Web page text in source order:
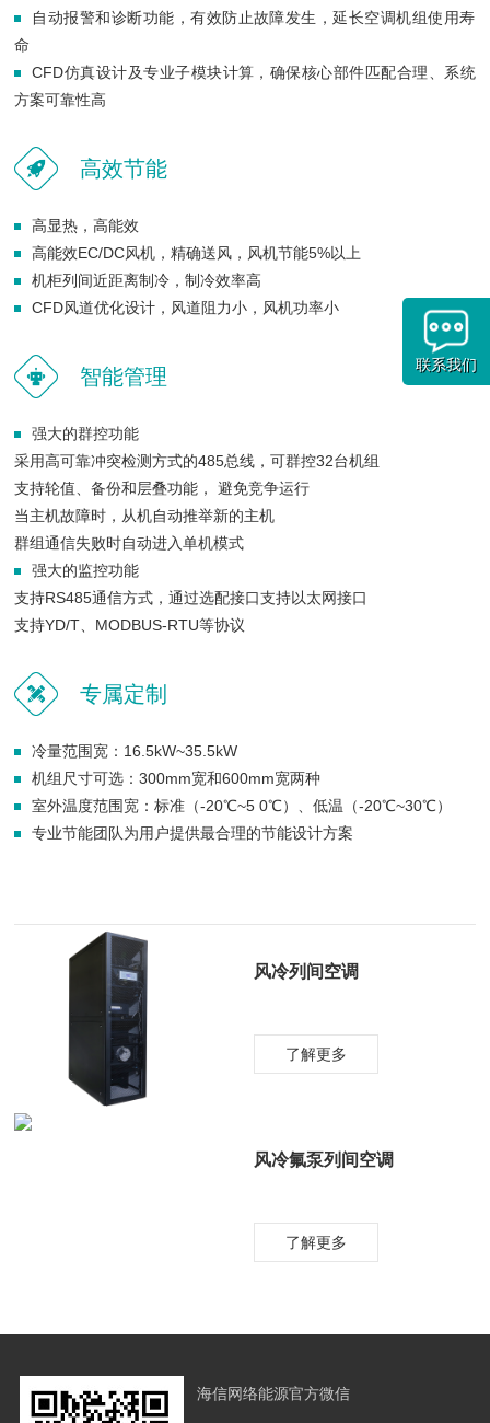
自动报警和诊断功能，有效防止故障发生，延长空调机组使用寿
命
CFD仿真设计及专业子模块计算，确保核心部件匹配合理、系统
方案可靠性高
高效节能
高显热，高能效
高能效EC/DC风机，精确送风，风机节能5%以上
机柜列间近距离制冷，制冷效率高
CFD风道优化设计，风道阻力小，风机功率小
智能管理
强大的群控功能
采用高可靠冲突检测方式的485总线，可群控32台机组
支持轮值、备份和层叠功能， 避免竞争运行
当主机故障时，从机自动推举新的主机
群组通信失败时自动进入单机模式
强大的监控功能
支持RS485通信方式，通过选配接口支持以太网接口
支持YD/T、MODBUS-RTU等协议
专属定制
冷量范围宽：16.5kW~35.5kW
机组尺寸可选：300mm宽和600mm宽两种
室外温度范围宽：标准（-20℃~5 0℃）、低温（-20℃~30℃）
专业节能团队为用户提供最合理的节能设计方案
风冷列间空调
了解更多
风冷氟泵列间空调
了解更多
联系我们
海信网络能源官方微信